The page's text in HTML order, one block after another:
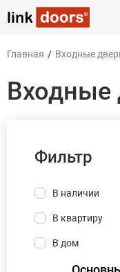
Главная / Входные
Входные
Фильтр
В наличии
В квартиру
В дом